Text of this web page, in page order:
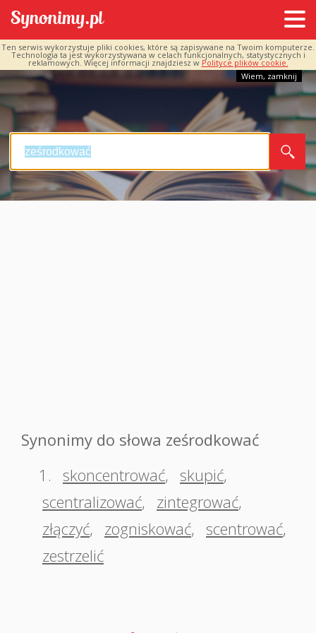
Ten serwis wykorzystuje pliki cookies, które są zapisywane na Twoim komputerze.
Technologia ta jest wykorzystywana w celach funkcjonalnych, statystycznych i
reklamowych. Więcej informacji znajdziesz w Polityce plików cookie.
Wiem, zamknij
Synonimy do słowa ześrodkować
1.
skoncentrować, skupić,
scentralizować, zintegrować,
złączyć, zogniskować, scentrować,
zestrzelić